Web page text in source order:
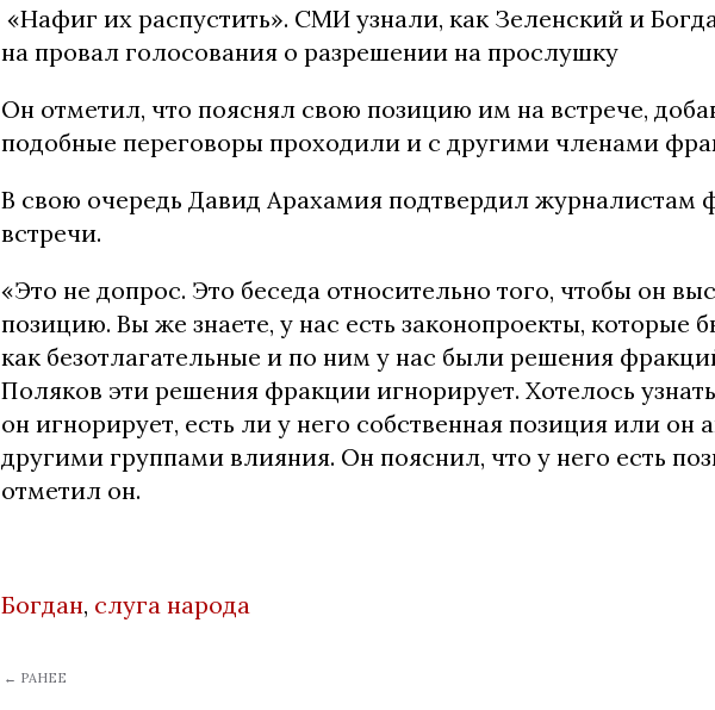
«Нафиг их распустить». СМИ узнали, как Зеленский и
на провал голосования о разрешении на прослушку
Он отметил, что пояснял свою позицию им на встрече,
подобные переговоры проходили и с другими членами
В свою очередь Давид Арахамия подтвердил журналистам
встречи.
«Это не допрос. Это беседа относительно того, чтобы он
позицию. Вы же знаете, у нас есть законопроекты, которые
как безотлагательные и по ним у нас были решения
Поляков эти решения фракции игнорирует. Хотелось
он игнорирует, есть ли у него собственная позиция или он
другими группами влияния. Он пояснил, что у него есть
отметил он.
Богдан, слуга народа
← РАНЕЕ